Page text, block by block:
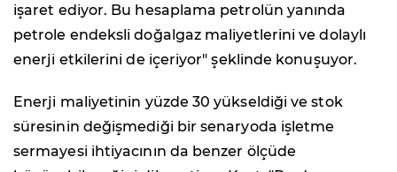
işaret ediyor. Bu hesaplama petrolün yanında
petrole endeksli doğalgaz maliyetlerini ve dolaylı
enerji etkilerini de içeriyor" şeklinde konuşuyor.
Enerji maliyetinin yüzde 30 yükseldiği ve stok
süresinin değişmediği bir senaryoda işletme
sermayesi ihtiyacının da benzer ölçüde